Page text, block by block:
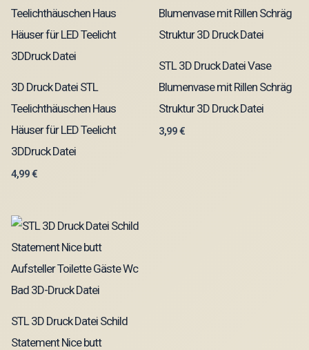
3D Druck Datei STL
Teelichthäuschen Haus
Häuser für LED Teelicht
3DDruck Datei
4,99€
STL 3D Druck Datei Vase
Blumenvase mit Rillen Schräg
Struktur 3D Druck Datei
3,99€
STL 3D Druck Datei Schild
Statement Nice butt